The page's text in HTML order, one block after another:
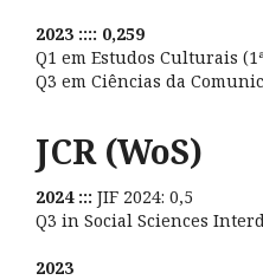
2023 :::: 0,259
Q1 em Estudos Culturais
Q3 em Ciências da
JCR (WoS)
2024 ::: JIF 2024: 0,5
Q3 in Social Sciences
2023